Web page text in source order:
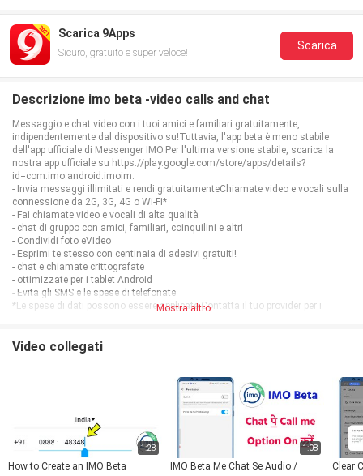
Scarica 9Apps
Sicuro, gratuito e super veloce!
Scarica
Descrizione imo beta -video calls and chat
Messaggio e chat video con i tuoi amici e familiari gratuitamente,
indipendentemente dal dispositivo su!Tuttavia, l'app beta è meno stabile
dell'app ufficiale di Messenger IMO.Per l'ultima versione stabile, scarica la
nostra app ufficiale su https://play.google.com/store/apps/details?
id=com.imo.android.imoim.
- Invia messaggi illimitati e rendi gratuitamenteChiamate video e vocali sulla
connessione da 2G, 3G, 4G o Wi-Fi*
- Fai chiamate video e vocali di alta qualità
- chat di gruppo con amici, familiari, coinquilini e altri
- Condividi foto eVideo
- Esprimi te stesso con centinaia di adesivi gratuiti!
- chat e chiamate crittografate
- ottimizzate per i tablet Android
- Evita gli SMS e le spese di telefonate
*Le spese di dati possono essere applicate.Contatta il tuo provider per i
Mostra altro
Video collegati
1:28
How to Create an IMO Beta
1:08
IMO Beta Me Chat Se Audio /
Clear